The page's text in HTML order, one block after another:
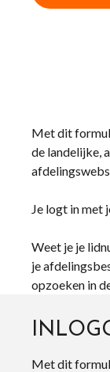
Met dit
de landelijke,
Je logt in met
Weet je je
je
opzoeken in
Met dit